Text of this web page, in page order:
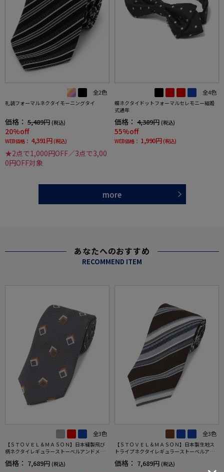
全2色
礼装フォーマルネクタイモーニングタイ
価格： 5,489円 (税込)
20%off
WEB価格： 4,391円 (税込)
★2点で1,000円OFF／3点で3,00
0円OFF対象
全4色
蝶ネクタイドットフォーマルセレモニー結婚
式通年
価格： 4,389円 (税込)
55%off
WEB価格： 1,990円 (税込)
more
あなたへのおすすめ
RECOMMEND ITEM
全3色
【ＳＴＯＶＥＬ＆ＭＡＳＯＮ】日本縫製飛び
柄ネクタイレギュラーストーベルアンドメイ
ソン春夏
価格： 7,689円 (税込)
全3色
【ＳＴＯＶＥＬ＆ＭＡＳＯＮ】日本製生地ス
トライプネクタイレギュラーストーベルアン
ドメイソン春夏
価格： 7,689円 (税込)